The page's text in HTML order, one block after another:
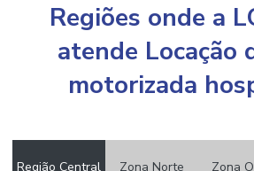
Regiões onde a
atende Locação
motorizada
Região Central Zona Norte Zona